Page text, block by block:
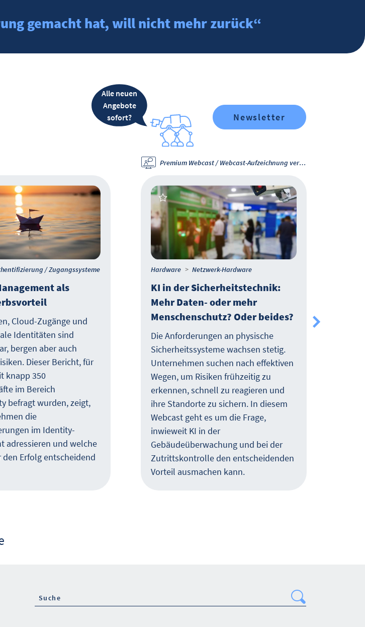
gemacht hat, will nicht mehr zurück“
Alle neuen
Angebote
sofort?
Newsletter
/ Zugangssysteme
als
Cloud-Zugänge und
Identitäten sind
bergen aber auch
Dieser Bericht, für
knapp 350
im Bereich
befragt wurden, zeigt,
die
im Identity-
adressieren und welche
den Erfolg entscheidend
Premium Webcast / Webcast-Aufzeichnung verfügbar
Hardware Netzwerk-Hardware
KI in der Sicherheitstechnik:
Mehr Daten- oder mehr
Menschenschutz? Oder beides?
Die Anforderungen an physische
Sicherheitssysteme wachsen stetig.
Unternehmen suchen nach effektiven
Wegen, um Risiken frühzeitig zu
erkennen, schnell zu reagieren und
ihre Standorte zu sichern. In diesem
Webcast geht es um die Frage,
inwieweit KI in der
Gebäudeüberwachung und bei der
Zutrittskontrolle den entscheidenden
Vorteil ausmachen kann.
Search